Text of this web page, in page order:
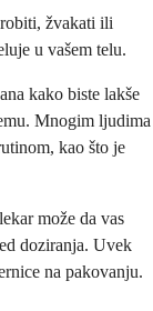
žvakati ili
u vašem telu.
kako biste lakše
Mnogim ljudima
kao što je
može da vas
doziranja. Uvek
na pakovanju.